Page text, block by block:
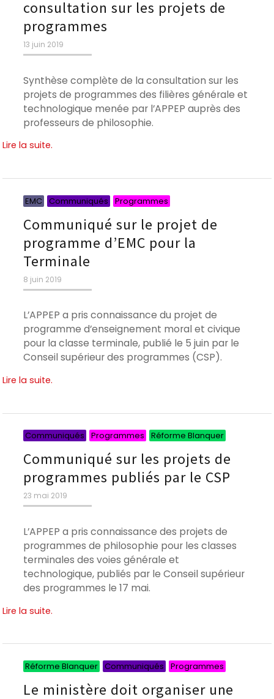
consultation sur les projets de
programmes
Publié
le
13 juin 2019
Synthèse complète de la consultation sur les
projets de programmes des filières générale et
technologique menée par l’APPEP auprès des
professeurs de philosophie.
Lire la suite.
EMC Communiqués Programmes
Communiqué sur le projet de
programme d’EMC pour la
Terminale
Publié
le
8 juin 2019
L’APPEP a pris connaissance du projet de
programme d’enseignement moral et civique
pour la classe terminale, publié le 5 juin par le
Conseil supérieur des programmes (CSP).
Lire la suite.
Communiqués Programmes Réforme Blanquer
Communiqué sur les projets de
programmes publiés par le CSP
Publié
le
23 mai 2019
L’APPEP a pris connaissance des projets de
programmes de philosophie pour les classes
terminales des voies générale et
technologique, publiés par le Conseil supérieur
des programmes le 17 mai.
Lire la suite.
Réforme Blanquer Communiqués Programmes
Le ministère doit organiser une